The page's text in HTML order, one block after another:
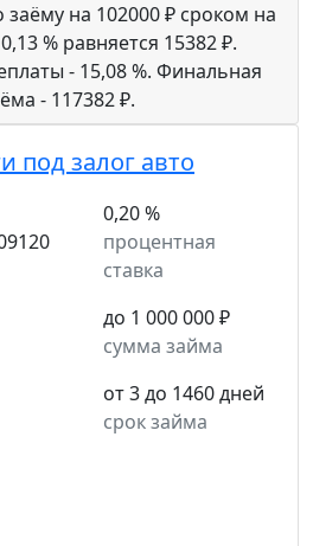
заёму на 102000 ₽ сроком на
% равняется 15382 ₽.
- 15,08 %. Финальная
- 117382 ₽.
под залог авто
0,20 %
процентная
ставка
до 1 000 000 ₽
сумма займа
от 3 до 1460 дней
срок займа